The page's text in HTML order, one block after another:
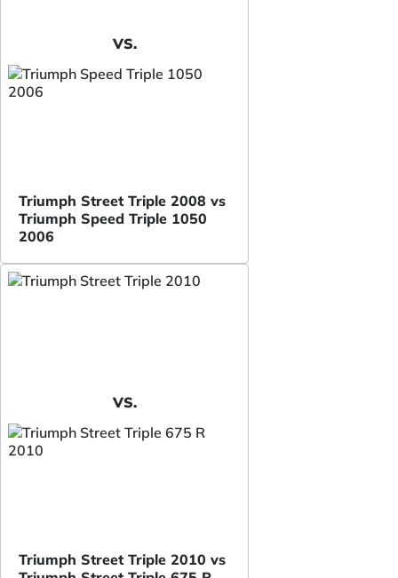
VS.
Triumph Street Triple 2008 vs
Triumph Speed Triple 1050
2006
VS.
Triumph Street Triple 2010 vs